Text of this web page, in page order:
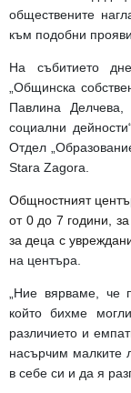
обществените
към подобни прояви.
На събитието
„Общинска
Павлина Делчева,
социални
Отдел
Stara Zagora.
Общностният
от 0 до 7 години,
за деца с
на центъра.
„Ние вярваме, че
който бихме
различието и
насърчим малките
в себе си и да я